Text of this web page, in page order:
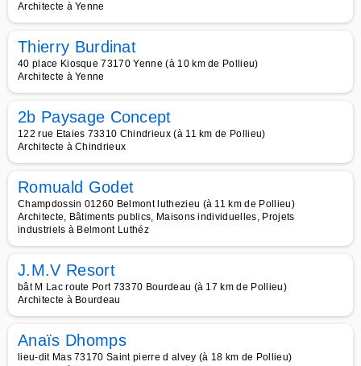
Architecte à Yenne
Thierry Burdinat
40 place Kiosque 73170 Yenne (à 10 km de Pollieu)
Architecte à Yenne
2b Paysage Concept
122 rue Etaies 73310 Chindrieux (à 11 km de Pollieu)
Architecte à Chindrieux
Romuald Godet
Champdossin 01260 Belmont luthezieu (à 11 km de Pollieu)
Architecte, Bâtiments publics, Maisons individuelles, Projets
industriels à Belmont Luthéz
J.M.V Resort
bât M Lac route Port 73370 Bourdeau (à 17 km de Pollieu)
Architecte à Bourdeau
Anaïs Dhomps
lieu-dit Mas 73170 Saint pierre d alvey (à 18 km de Pollieu)